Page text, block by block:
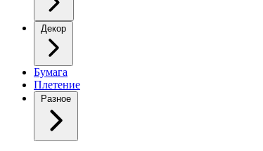
Декор
Бумага
Плетение
Разное